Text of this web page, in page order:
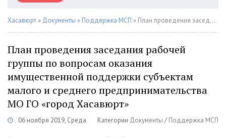
Хасавюрт » Документы » Поддержка МСП » План проведения заседания рабочей группы по вопросам оказания имущественной поддержки субъектам малого и среднего предпринимательства МО ГО «город Хасавюрт»
План проведения заседания рабочей
группы по вопросам оказания
имущественной поддержки субъектам
малого и среднего предпринимательства
МО ГО «город Хасавюрт»
06 ноября 2019, Среда Категории Документы / Поддержка МСП